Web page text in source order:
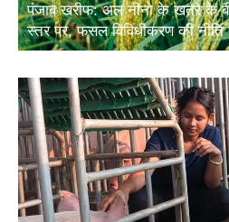
पंजाब खरीफ: अल नीनो के खतरे के
स्तर पर, फसल विविधीकरण की